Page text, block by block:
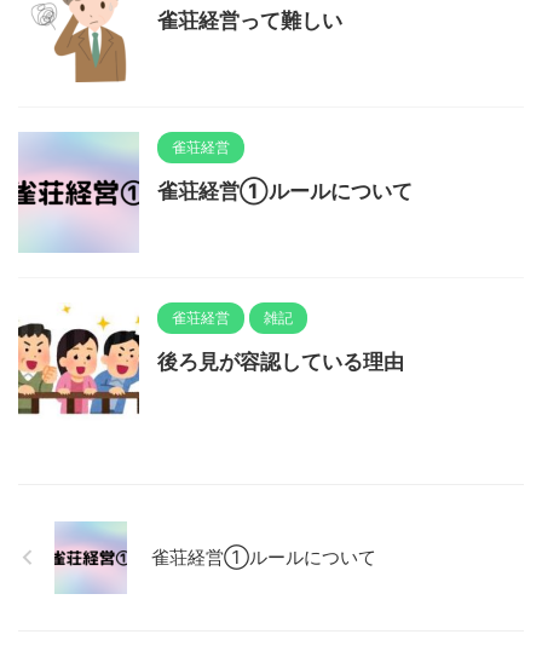
雀荘経営って難しい
雀荘経営
雀荘経営①ルールについて
雀荘経営 雑記
後ろ見が容認している理由
雀荘経営①ルールについて